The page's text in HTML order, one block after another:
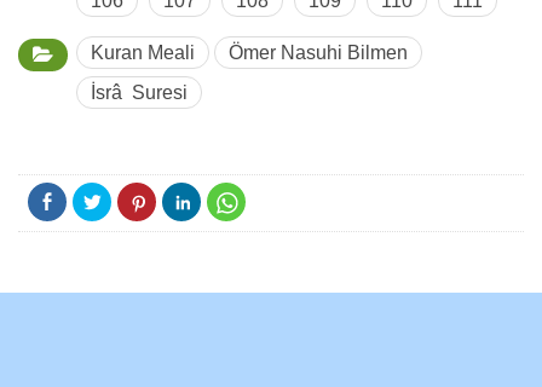
Kuran Meali
Ömer Nasuhi Bilmen
İsrâ Suresi